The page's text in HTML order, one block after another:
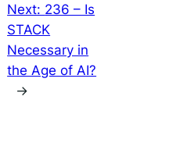
Next: 236 – Is
STACK
Necessary in
the Age of AI?
→